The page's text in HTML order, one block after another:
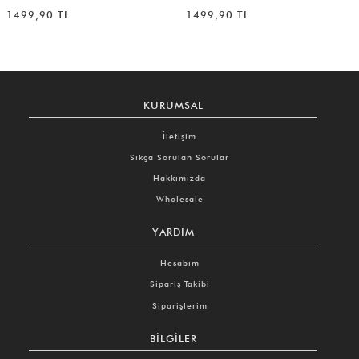
1499,90 TL
1499,90 TL
KURUMSAL
İletişim
Sıkça Sorulan Sorular
Hakkımızda
Wholesale
YARDIM
Hesabım
Sipariş Takibi
Siparişlerim
BILGILER